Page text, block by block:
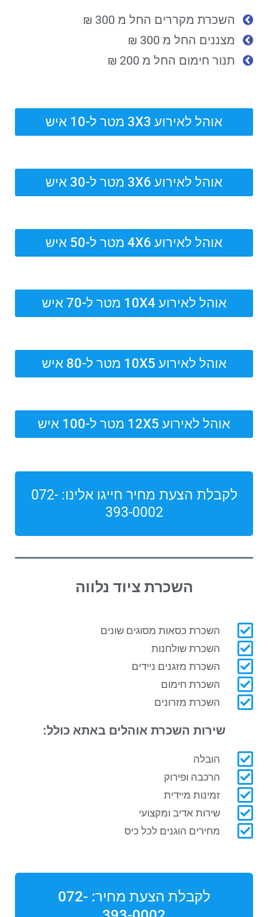
השכרת מקררים החל מ 300 ₪
מצננים החל מ 300 ₪
תנור חימום החל מ 200 ₪
אוהל לאירוע 3X3 מטר ל-10 איש
אוהל לאירוע 3X6 מטר ל-30 איש
אוהל לאירוע 4X6 מטר ל-50 איש
אוהל לאירוע 10X4 מטר ל-70 איש
אוהל לאירוע 10X5 מטר ל-80 איש
אוהל לאירוע 12X5 מטר ל-100 איש
לקבלת הצעת מחיר חייגו אלינו: 072-
393-0002
השכרת ציוד נלווה
השכרת כסאות מסוגים שונים
השכרת שולחנות
השכרת מזגנים ניידים
השכרת חימום
השכרת מזרונים
שירות השכרת אוהלים באתא כולל:
הובלה
הרכבה ופירוק
זמינות מיידית
שירות אדיב ומקצועי
מחירים הוגנים לכל כיס
לקבלת הצעת מחיר: 072-